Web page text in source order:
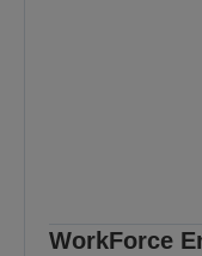
WorkForce